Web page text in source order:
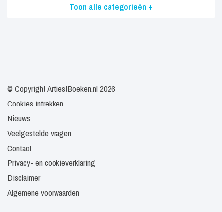
Toon alle categorieën +
© Copyright ArtiestBoeken.nl 2026
Cookies intrekken
Nieuws
Veelgestelde vragen
Contact
Privacy- en cookieverklaring
Disclaimer
Algemene voorwaarden